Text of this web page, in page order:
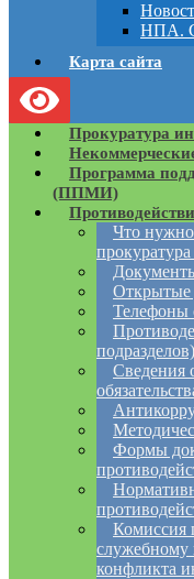
НПА.
Карта сайта
Прокуратура
Программа
(ППМИ)
Что нужно
Открытые
Телефоны
подразделов)
Сведения
Формы
Комиссия
служебному
конфликта